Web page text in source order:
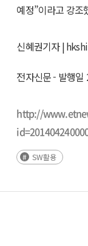
예정”이라고 강조
신혜권기자 |
전자신문 - 발행일
http://
SW활용